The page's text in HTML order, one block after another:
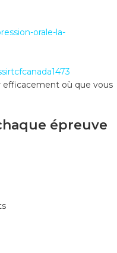
orale-la-
efficacement où que vous
épreuve